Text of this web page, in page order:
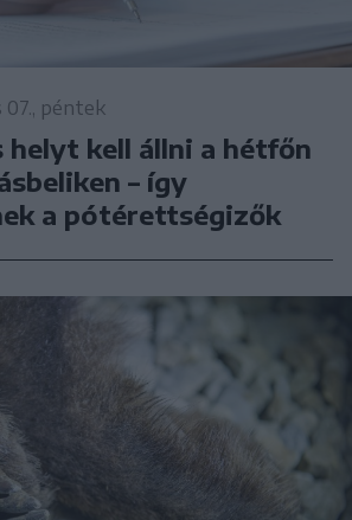
07., péntek
helyt kell állni a hétfőn
– így
a pótérettségizők